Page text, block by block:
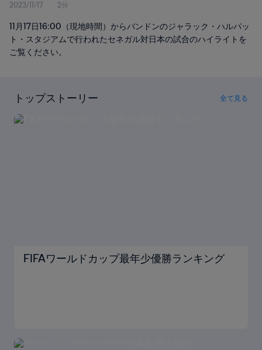
2023/11/17 2分
11月17日16:00（現地時間）からバンドンのジャラック・ハルパッ
ト・スタジアムで行われたセネガル対日本の試合のハイライトを
ご覧ください。
トップストーリー 全て見る
FIFAワールドカップ最年少優勝ランキング